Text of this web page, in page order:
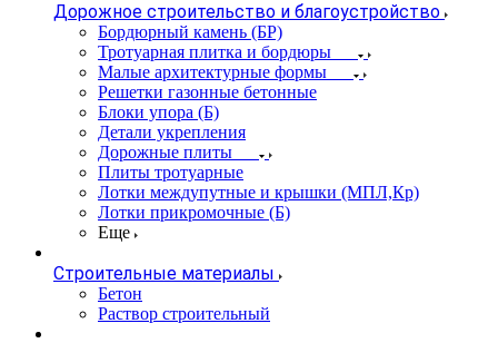
Дорожное строительство и благоустройство
Бордюрный камень (БР)
Тротуарная плитка и бордюры
Малые архитектурные формы
Решетки газонные бетонные
Блоки упора (Б)
Детали укрепления
Дорожные плиты
Плиты тротуарные
Лотки междупутные и крышки (МПЛ,Кр)
Лотки прикромочные (Б)
Еще
Строительные материалы
Бетон
Раствор строительный